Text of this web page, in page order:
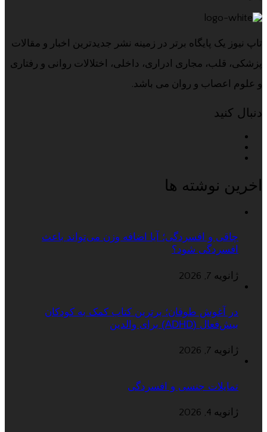
تاپ نیوز یک پایگاه برتر در زمینه نشر جدیدترین اخبار و مقالات
پزشکی، قلب، مجاری ادراری، داخلی، اختلالات روانی و رفتاری
و علوم اعصاب و روان می باشد.
دنبال کنید
اخرین نوشته ها
چاقی و افسردگی؛ آیا اضافه وزن می‌تواند باعث
افسردگی شود؟
ژانویه 7, 2026
در آغوش طوفان؛ برترین کتاب کمک به کودکان
بیش‌فعال (ADHD) برای والدین
ژانویه 7, 2026
تمایلات جنسی و افسردگی
ژانویه 4, 2026